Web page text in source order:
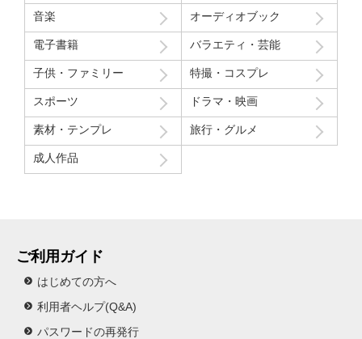
月間ランキング
年間ランキング
音楽 オーディオブック
電子書籍 バラエティ・芸能
子供・ファミリー 特撮・コスプレ
スポーツ ドラマ・映画
素材・テンプレ 旅行・グルメ
成人作品
ご利用ガイド
はじめての方へ
利用者ヘルプ(Q&A)
パスワードの再発行